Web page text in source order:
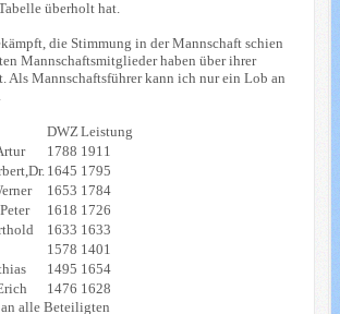
überholt hat.
die Stimmung in der Mannschaft schien
Mannschaftsmitglieder haben über ihrer
Als Mannschaftsführer kann ich nur ein Lob an
DWZLeistung
1788 1911
1645 1795
1653 1784
1618 1726
1633 1633
1578 1401
1495 1654
1476 1628
alle Beteiligten